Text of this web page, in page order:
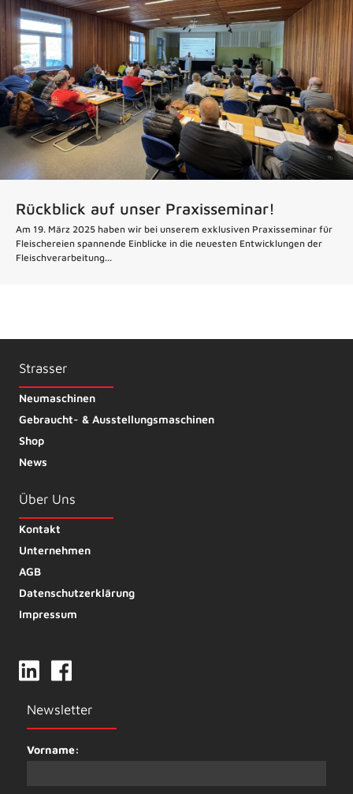
Rückblick auf unser Praxisseminar!
Am 19. März 2025 haben wir bei unserem exklusiven Praxisseminar für
Fleischereien spannende Einblicke in die neuesten Entwicklungen der
Fleischverarbeitung...
Strasser
Neumaschinen
Gebraucht- & Ausstellungsmaschinen
Shop
News
Über Uns
Kontakt
Unternehmen
AGB
Datenschutzerklärung
Impressum
Newsletter
Vorname: